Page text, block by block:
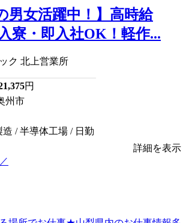
男女活躍中！】高時給
寮・即入社OK！軽作...
ク 北上営業所
円
州市
/ 半導体工場 / 日勤
詳細を表示